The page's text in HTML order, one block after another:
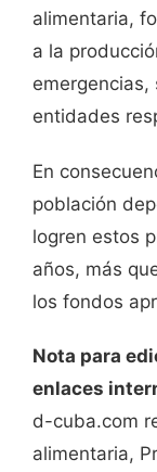
alimentaria,
a la
emergencias,
entidades
En
población
logren estos
años, más
los fondos
Nota para
enlaces
d-cuba.com
alimentaria,